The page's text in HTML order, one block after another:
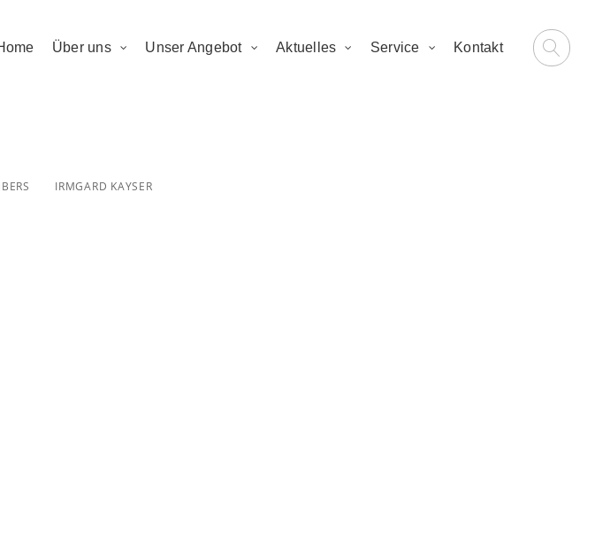
Über uns Unser Angebot Aktuelles Service Kontakt
IRMGARD KAYSER